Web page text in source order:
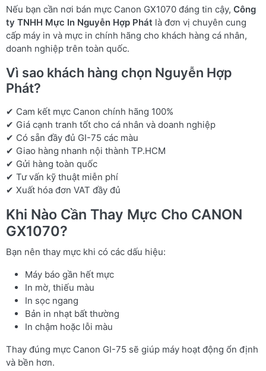
Nếu bạn cần nơi bán mực Canon GX1070 đáng tin cậy, Công
ty TNHH Mực In Nguyễn Hợp Phát là đơn vị chuyên cung
cấp máy in và mực in chính hãng cho khách hàng cá nhân,
doanh nghiệp trên toàn quốc.
Vì sao khách hàng chọn Nguyễn Hợp
Phát?
✔ Cam kết mực Canon chính hãng 100%
✔ Giá cạnh tranh tốt cho cá nhân và doanh nghiệp
✔ Có sẵn đầy đủ GI-75 các màu
✔ Giao hàng nhanh nội thành TP.HCM
✔ Gửi hàng toàn quốc
✔ Tư vấn kỹ thuật miễn phí
✔ Xuất hóa đơn VAT đầy đủ
Khi Nào Cần Thay Mực Cho CANON
GX1070?
Bạn nên thay mực khi có các dấu hiệu:
Máy báo gần hết mực
In mờ, thiếu màu
In sọc ngang
Bản in nhạt bất thường
In chậm hoặc lỗi màu
Thay đúng mực Canon GI-75 sẽ giúp máy hoạt động ổn định
và bền hơn.